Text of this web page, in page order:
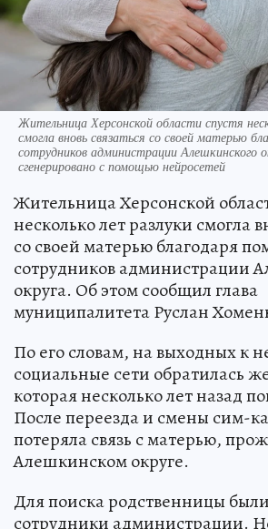
Жительница Херсонской области спустя
смогла вновь связаться со своей матерью
сотрудников администрации Алешкинского
сгенерировано с помощью нейросетей
Жительница Херсонской
несколько лет разлуки смогла
со своей матерью благодаря
сотрудников администрации
округа. Об этом сообщил глава
муниципалитета Руслан
По его словам, на выходных к
социальные сети обратилась
которая несколько лет назад
После переезда и смены сим-
потеряла связь с матерью,
Алешкинском округе.
Для поиска родственницы
сотрудники администрации.